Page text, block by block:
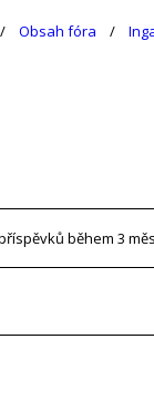
Obsah fóra
během 3